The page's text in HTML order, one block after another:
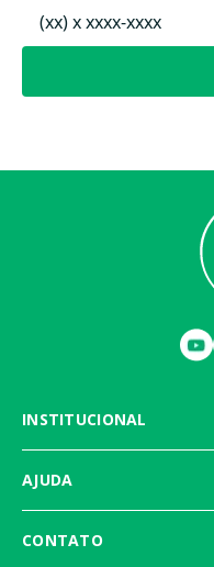
INSTITUCIONAL
AJUDA
CONTATO